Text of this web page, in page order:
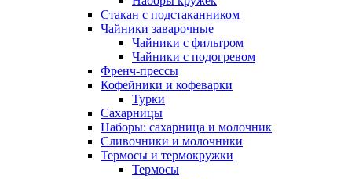
Стакан с подстаканником
Чайники заварочные
Чайники с фильтром
Чайники с подогревом
Френч-прессы
Кофейники и кофеварки
Турки
Сахарницы
Наборы: сахарница и молочник
Сливочники и молочники
Термосы и термокружки
Термосы